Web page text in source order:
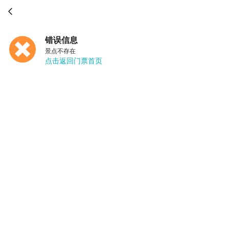

错误信息
景点不存在
点击返回门票首页